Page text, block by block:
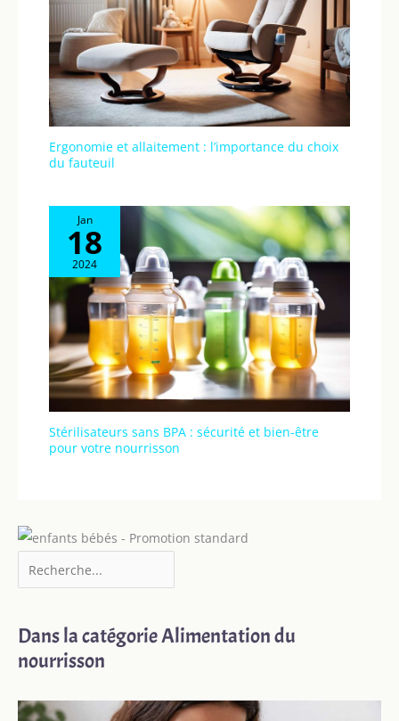
Ergonomie et allaitement : l’importance du choix
du fauteuil
Jan
18
2024
Stérilisateurs sans BPA : sécurité et bien-être
pour votre nourrisson
Dans la catégorie Alimentation du
nourrisson